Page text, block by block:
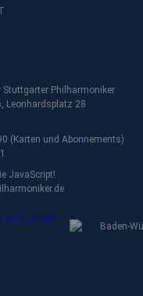
Stuttgarter Philharmoniker
Leonhardsplatz 28
(Karten und Abonnements)
JavaScript!